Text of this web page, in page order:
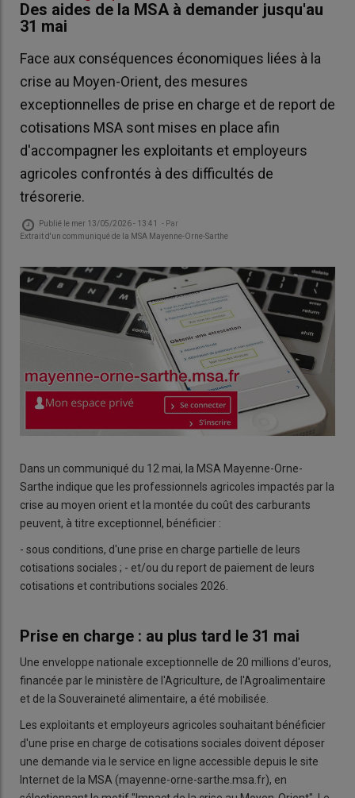
Des aides de la MSA à demander jusqu'au
31 mai
Face aux conséquences économiques liées à la
crise au Moyen-Orient, des mesures
exceptionnelles de prise en charge et de report de
cotisations MSA sont mises en place afin
d'accompagner les exploitants et employeurs
agricoles confrontés à des difficultés de
trésorerie.
Publié le mer 13/05/2026 - 13:41
- Par
Extrait d'un communiqué de la MSA Mayenne-Orne-Sarthe
Dans un communiqué du 12 mai, la MSA Mayenne-Orne-
Sarthe indique que les professionnels agricoles impactés par la
crise au moyen orient et la montée du coût des carburants
peuvent, à titre exceptionnel, bénéficier :
- sous conditions, d'une prise en charge partielle de leurs
cotisations sociales ; - et/ou du report de paiement de leurs
cotisations et contributions sociales 2026.
Prise en charge : au plus tard le 31 mai
Une enveloppe nationale exceptionnelle de 20 millions d'euros,
financée par le ministère de l'Agriculture, de l'Agroalimentaire
et de la Souveraineté alimentaire, a été mobilisée.
Les exploitants et employeurs agricoles souhaitant bénéficier
d'une prise en charge de cotisations sociales doivent déposer
une demande via le service en ligne accessible depuis le site
Internet de la MSA (mayenne-orne-sarthe.msa.fr), en